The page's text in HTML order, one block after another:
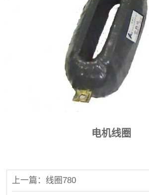
电机线圈
上一篇：线圈780